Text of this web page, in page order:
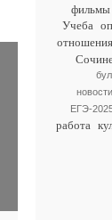
фильмы
Учеба
отношения
ЕГЭ-
работа